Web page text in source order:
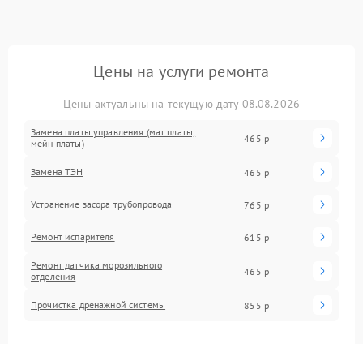
Цены на услуги ремонта
Цены актуальны на текущую дату 08.08.2026
Замена платы управления (мат.платы,
мейн платы)
465 р
Замена ТЭН 465 р
Устранение засора трубопровода 765 р
Ремонт испарителя 615 р
Ремонт датчика морозильного
отделения
465 р
Прочистка дренажной системы 855 р